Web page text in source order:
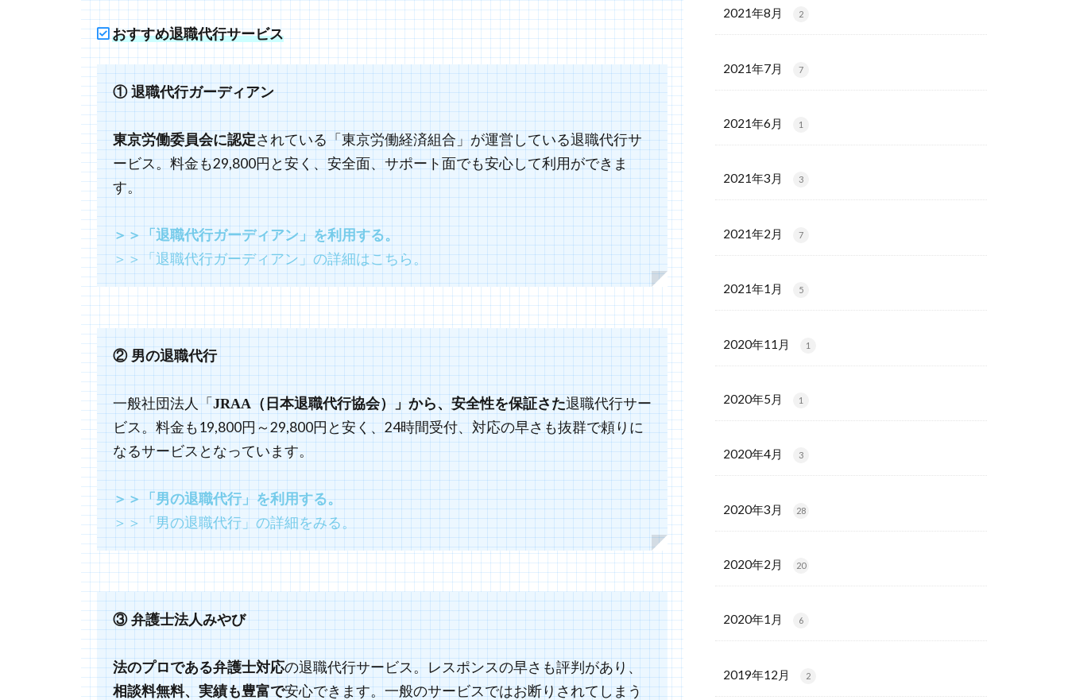
おすすめ退職代行サービス
① 退職代行ガーディアン
東京労働委員会に認定されている「東京労働経済組合」が運営している退職代行サ
ービス。料金も29,800円と安く、安全面、サポート面でも安心して利用ができま
す。
＞＞「退職代行ガーディアン」を利用する。
＞＞「退職代行ガーディアン」の詳細はこちら。
② 男の退職代行
一般社団法人「JRAA（日本退職代行協会）」から、安全性を保証さた退職代行サー
ビス。料金も19,800円～29,800円と安く、24時間受付、対応の早さも抜群で頼りに
なるサービスとなっています。
＞＞「男の退職代行」を利用する。
＞＞「男の退職代行」の詳細をみる。
③ 弁護士法人みやび
法のプロである弁護士対応の退職代行サービス。レスポンスの早さも評判があり、
相談料無料、実績も豊富で安心できます。一般のサービスではお断りされてしまう
2021年8月 2
2021年7月 7
2021年6月 1
2021年3月 3
2021年2月 7
2021年1月 5
2020年11月 1
2020年5月 1
2020年4月 3
2020年3月 28
2020年2月 20
2020年1月 6
2019年12月 2